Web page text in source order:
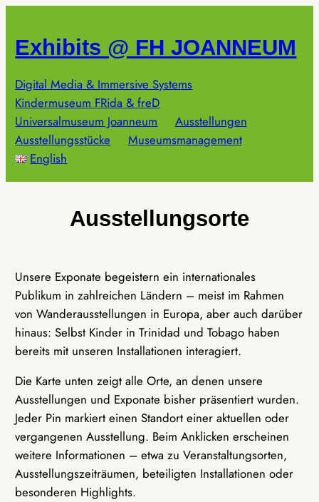
springen
Exhibits @ FH JOANNEUM
Digital Media & Immersive Systems
Kindermuseum FRida & freD
Universalmuseum Joanneum
Ausstellungen
Ausstellungsstücke
Museumsmanagement
English
Ausstellungsorte
Unsere Exponate begeistern ein internationales
Publikum in zahlreichen Ländern – meist im Rahmen
von Wanderausstellungen in Europa, aber auch darüber
hinaus: Selbst Kinder in Trinidad und Tobago haben
bereits mit unseren Installationen interagiert.
Die Karte unten zeigt alle Orte, an denen unsere
Ausstellungen und Exponate bisher präsentiert wurden.
Jeder Pin markiert einen Standort einer aktuellen oder
vergangenen Ausstellung. Beim Anklicken erscheinen
weitere Informationen – etwa zu Veranstaltungsorten,
Ausstellungszeiträumen, beteiligten Installationen oder
besonderen Highlights.